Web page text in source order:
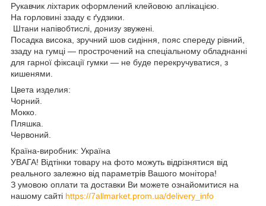
Рукавчик ліхтарик оформлений клейовою аплікацією.
На горловині ззаду є ґудзики.
Штани напівобтислі, донизу звужені.
Посадка висока, зручний шов сидіння, пояс спереду рівний,
ззаду на гумці — прострочений на спеціальному обладнанні
для гарної фіксації гумки — не буде перекручуватися, з
кишенями.
Цвета изделия:
Чорний.
Мокко.
Пляшка.
Червоний.
Країна-виробник: Україна
УВАГА! Відтінки товару на фото можуть відрізнятися від
реального залежно від параметрів Вашого монітора!
З умовою оплати та доставки Ви можете ознайомитися на
нашому сайті https://7allmarket.prom.ua/delivery_info